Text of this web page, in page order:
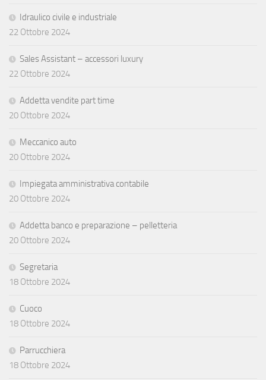
Idraulico civile e industriale
22 Ottobre 2024
Sales Assistant – accessori luxury
22 Ottobre 2024
Addetta vendite part time
20 Ottobre 2024
Meccanico auto
20 Ottobre 2024
Impiegata amministrativa contabile
20 Ottobre 2024
Addetta banco e preparazione – pelletteria
20 Ottobre 2024
Segretaria
18 Ottobre 2024
Cuoco
18 Ottobre 2024
Parrucchiera
18 Ottobre 2024